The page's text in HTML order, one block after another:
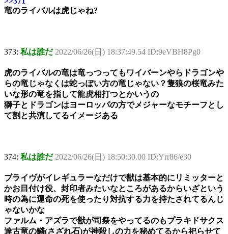
竜のライバルは虎じゃね?
373: 私は誰だ 2022/06/26(日) 18:37:49.54 ID:9eVBH8Pg0
虎のライバルの竜は竜っつってもワイバーンやらドラゴンや
らの竜じゃなくは蛇っぽい方の竜じゃない？隻狼の桜竜みた
いな形の竜を指して龍虎相打つとかいうの
獅子とドラゴンはヨーロッパの方でメジャーなモチーフとし
て割と共演してるイメージある
374: 私は誰だ 2022/06/26(日) 18:50:30.00 ID:Yrr86/e30
ブライヴがイレギュラーなだけで獣は基本的にリミッターと
かお目付け役、封印者みたいなところがあるからいざという
時の為に運命の死を使ったり対抗する力を持たされてるんじ
ゃないかな
ファルム・アズラで獣が司祭をやってるのもプラキドサクス
達古竜の鱗(さざれ石)が神殺しの力を秘めてるから祀らせて